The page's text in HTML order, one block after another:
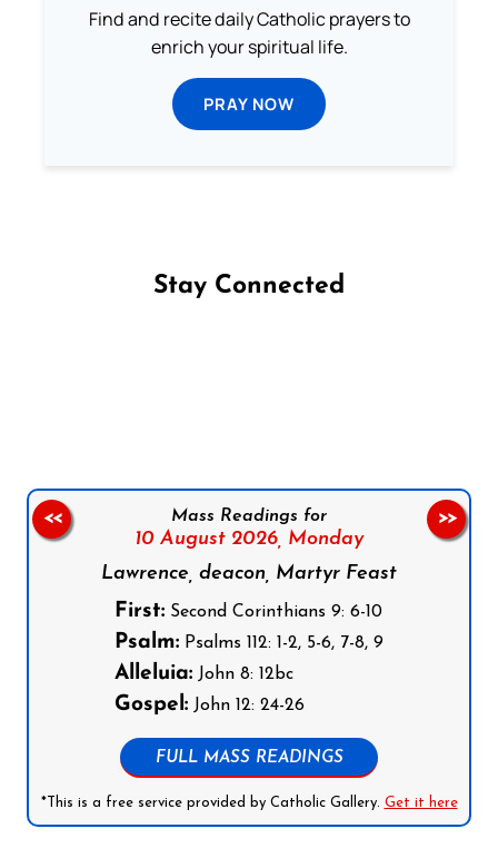
Find and recite daily Catholic prayers to
enrich your spiritual life.
PRAY NOW
Stay Connected
Mass Readings for
10 August 2026, Monday
Lawrence, deacon, Martyr Feast
First: Second Corinthians 9: 6-10
Psalm: Psalms 112: 1-2, 5-6, 7-8, 9
Alleluia: John 8: 12bc
Gospel: John 12: 24-26
FULL MASS READINGS
*This is a free service provided by Catholic Gallery. Get it here
<< >>